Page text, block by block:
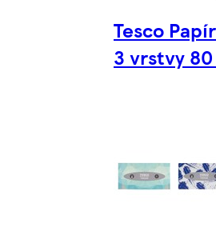
Tesco
3 vrstvy